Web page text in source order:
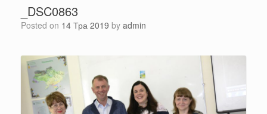
_DSC0863
Posted on 14 Тра 2019 by admin